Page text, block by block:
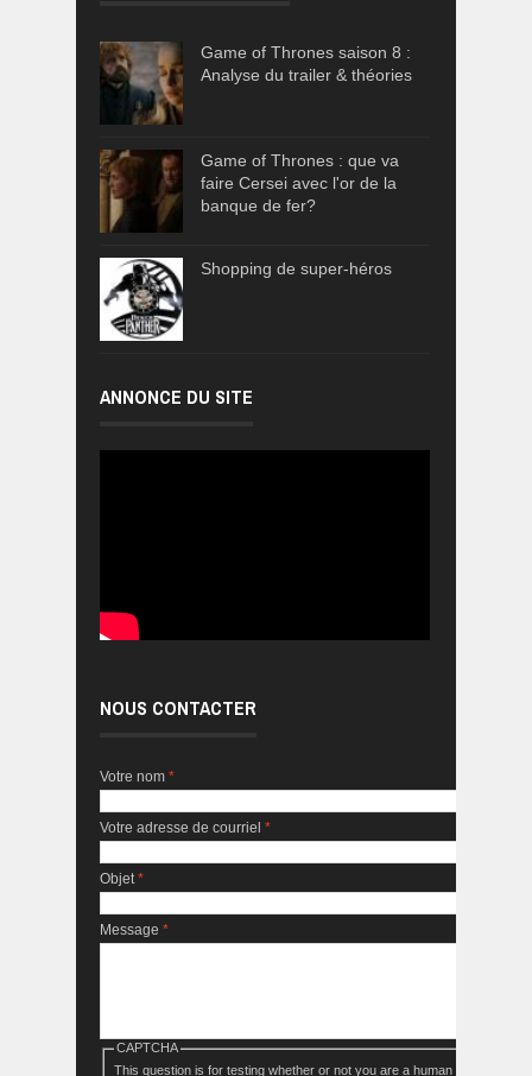
Game of Thrones saison 8 :
Analyse du trailer & théories
Game of Thrones : que va
faire Cersei avec l'or de la
banque de fer?
Shopping de super-héros
ANNONCE DU SITE
NOUS CONTACTER
Votre nom *
Votre adresse de courriel *
Objet*
Message *
CAPTCHA
This question is for testing whether or not you are a human